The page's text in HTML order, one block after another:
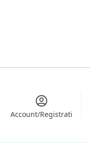
Account/Registrati